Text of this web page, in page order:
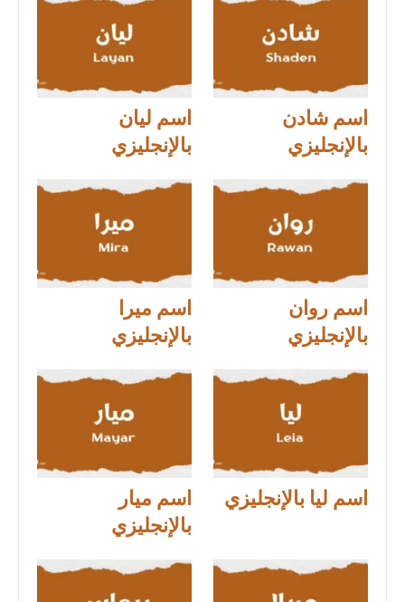
اسم شادن
بالإنجليزي
اسم ليان
بالإنجليزي
اسم روان
بالإنجليزي
اسم ميرا
بالإنجليزي
اسم ليا بالإنجليزي
اسم ميار
بالإنجليزي